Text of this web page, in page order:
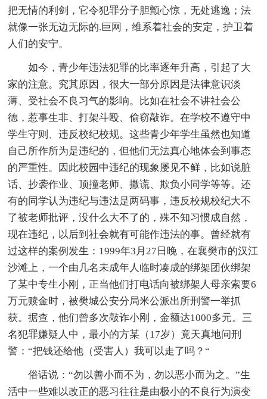
把无情的利剑，它令犯罪分子胆颤心惊，无处逃逸；法
就像一张无边无际的.巨网，维系着社会的安定，护卫着
人们的安宁。
如今，青少年违法犯罪的比率逐年升高，引起了大
家的注意。究其原因，很大一部分原因是法律意识淡
薄、受社会不良习气的影响。比如在社会不讲社会公
德，惹事生非、打架斗殴、偷窃敲诈。在学校不遵守中
学生守则、违反校纪校规。这些青少年学生虽然也知道
自己所作所为是违纪的，但他们无法真心地体会到事态
的严重性。因此校园中违纪的现象屡见不鲜，比如说脏
话、抄袭作业、顶撞老师、撒谎、欺负小同学等等。还
有的同学认为违纪与违法是两码事，违反校规校纪大不
了被老师批评，没什么大不了的，殊不知习惯成自然，
现在违纪，以后到社会就有可能作违法的事。曾经就有
过这样的案例发生：1999年3月27日晚，在襄樊市的汉江
沙滩上，一个由几名未成年人临时凑成的绑架团伙绑架
了某中专生小刚，正当他们打电话向被绑架人母亲索要6
万元赎金时，被樊城公安分局米公派出所刑警一举抓
获。据查，他们曾多次敲诈小刚，金额达1000多元。三
名犯罪嫌疑人中，最小的方某（17岁）竟天真地问刑
警：“把钱还给他（受害人）我可以走了吗？“
俗话说：“勿以善小而不为，勿以恶小而为之。”生
活中一些难以改正的恶习往往是由极小的不良行为演变